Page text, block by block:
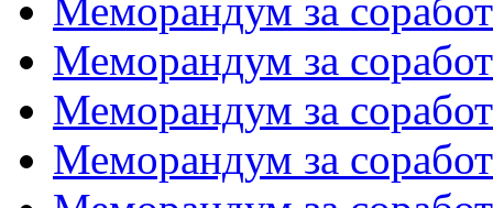
Меморандум за
Меморандум за
Меморандум за
Меморандум за